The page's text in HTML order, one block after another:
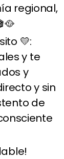
regional,
💛:
y te
y
y sin
de